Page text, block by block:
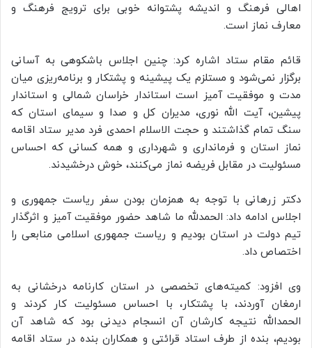
اهالی فرهنگ و اندیشه پشتوانه خوبی برای ترویج فرهنگ و
معارف نماز است.
قائم مقام ستاد اشاره کرد: چنین اجلاس باشکوهی به آسانی
برگزار نمی‌شود و مستلزم یک پیشینه و پشتکار و برنامه‌ریزی میان
مدت و موفقیت آمیز است استاندار خراسان شمالی و استاندار
پیشین، آیت الله نوری، مدیران کل و صدا و سیمای استان که
سنگ تمام گذاشتند و حجت الاسلام احمدی فرد مدیر ستاد اقامه
نماز استان و فرمانداری و شهرداری و همه کسانی که احساس
مسئولیت در مقابل فریضه نماز می‌کنند، خوش درخشیدند.
دکتر زرهانی با توجه به همزمان بودن سفر ریاست جمهوری و
اجلاس ادامه داد: الحمدلله ما شاهد حضور موفقیت آمیز و اثرگذار
تیم دولت در استان بودیم و ریاست جمهوری اسلامی منابعی را
اختصاص داد.
وی افزود: کمیته‌های تخصصی در استان کارنامه درخشانی به
ارمغان آوردند، با پشتکار، با احساس مسئولیت کار کردند و
الحمدالله نتیجه کارشان آن انسجام دیدنی بود که شاهد آن
بودیم، بنده از طرف استاد قرائتی و همکاران بنده در ستاد اقامه